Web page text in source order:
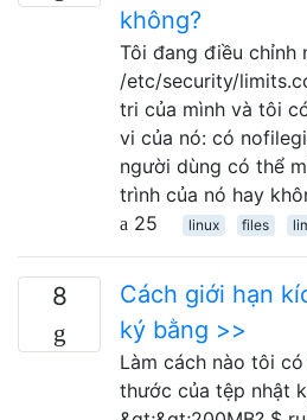
không?
Tôi đang điều chỉnh
/etc/security/
tri của mình và tôi
vi của nó: có
người dùng có thể
trình của nó hay
25
linux files
8
Cách giới hạn
ký bằng >>
Làm cách nào tôi
thước của tệp nhật